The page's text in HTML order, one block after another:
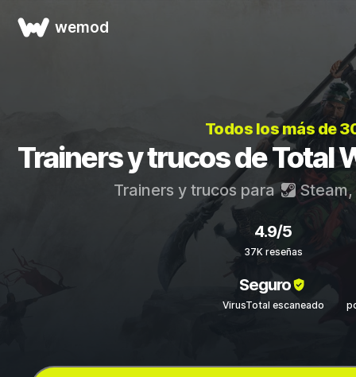
wemod
Todos los más de
Trainers y trucos de Total
Trainers y trucos para Steam,
4.9/5
37K reseñas
Seguro
VirusTotal escaneado